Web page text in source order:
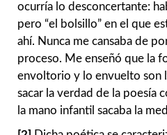
ocurría lo desconcertante:
pero “el bolsillo” en el que
ahí. Nunca me cansaba de
proceso. Me enseñó que la
envoltorio y lo envuelto son
sacar la verdad de la poesía
la mano infantil sacaba la